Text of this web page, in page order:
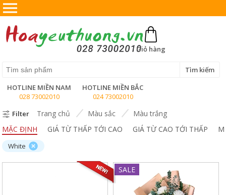
Tìm kiếm
HOTLINE MIỀN NAM
028 73002010
HOTLINE MIỀN BẮC
024 73002010
Giỏ hàng
Filter Trang chủ Màu sắc Màu trắng
MẶC ĐỊNH GIÁ TỪ THẤP TỚI CAO GIÁ TỪ CAO TỚI THẤP
White
SALE